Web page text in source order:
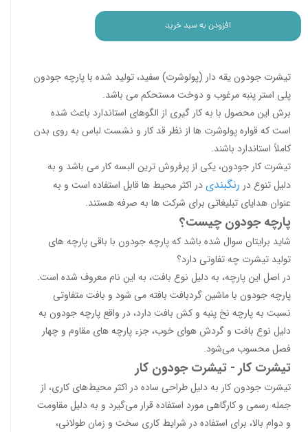
افزودن به سبد خرید
تیشرت جودون یقه دار (پولوشرت) سفید، تولید شده با پارچه جودون
پلی استر پنبه مرغوب و دوخت مستحکم می باشد.
برش این محصول با به کار گیری از الگوهای استاندارد باعث شده
است که قواره پولوشرت ها از نظر قد کار و نشست لباس به روی بدن
کاملاً استاندارد باشند.
تیشرت کار جودون، یکی از پرفروش ترین البسه کار می باشد و به
دلیل تنوع در رنگبندیدر اکثر محیط ها قابل استفاده است و به
عنوان هدایای تبلیغاتی برای شرکت ها به صرفه هستند.
پارچه جودون چیست؟
شاید برایتان سوال شده باشد که پارچه جودون با باقی پارچه های
تولید تیشرت چه تفاوتی دارد؟
در اصل این پارچه، به دلیل نوع بافت، به این نام معروف شده است.
پارچه جودون با ماشین گردبافت بافته می شود و بافت متفاوتی
نسبت به پارچه نخ پنبه و کش بافت دارد، در واقع پارچه جودون به
دلیل نوع بافت و گردش هوای خوب، جزء پارچه های مقاوم و چهار
فصل محسوب می‌شود.
تیشرت کار - تیشرت جودون کار
تیشرت جودون کار به دلیل طراحی ساده در اکثر محیط‌های کاری، از
جمله رسمی و کارگاهی مورد استفاده قرار می‌گیرد و به دلیل مقاومت
و دوام بالا، برای استفاده در شرایط کاری سخت و زمان طولانی،